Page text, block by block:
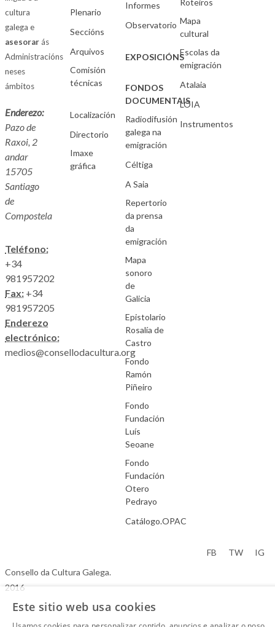
cultura
galega e
asesorarás
Administracións
neses
ámbitos
Enderezo:
Pazo de
Raxoi, 2
andar
15705
Santiago
de
Compostela
Teléfono:
+34
981957202
Fax: +34
981957205
Enderezo
electrónico:
medios@consellodacultura.org
Plenario
Seccións
Arquivos
Comisión
técnicas
Localización
Directorio
Imaxe
gráfica
Informes
Observatorio
EXPOSICIÓNS
FONDOS
DOCUMENTAIS
Radiodifusión
galega na
emigración
Céltiga
A Saia
Repertorio
da prensa
da
emigración
Mapa
sonoro
de
Galicia
Epistolario
Rosalía de
Castro
Fondo
Ramón
Piñeiro
Fondo
Fundación
Luís
Seoane
Fondo
Fundación
Otero
Pedrayo
Catálogo.OPAC
Roteiros
Mapa
cultural
Escolas da
emigración
Atalaia
LOIA
Instrumentos
Consello da Cultura Galega.
2016
FB TW IG
Este sitio web usa cookies